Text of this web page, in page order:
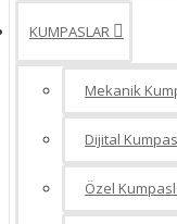
Manometre -
KUMPASLAR
Mekanik
Dijital
Özel